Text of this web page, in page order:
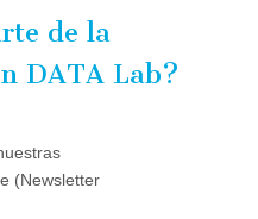
de la
DATA Lab?
(Newsletter